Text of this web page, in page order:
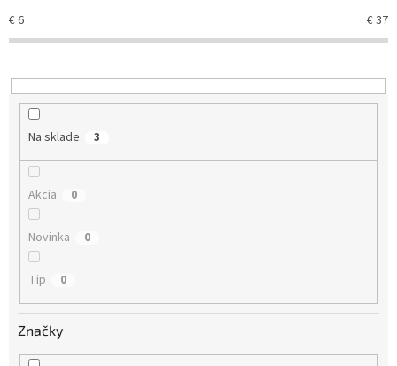
€6 €37
Na sklade 3
Akcia 0
Novinka 0
Tip 0
Značky